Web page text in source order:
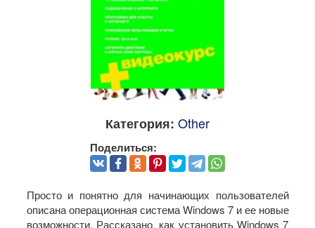
Категория: Other
Поделиться:
Просто и понятно для начинающих пользователей
описана операционная система Windows 7 и ее новые
возможности. Рассказано, как установить Windows 7